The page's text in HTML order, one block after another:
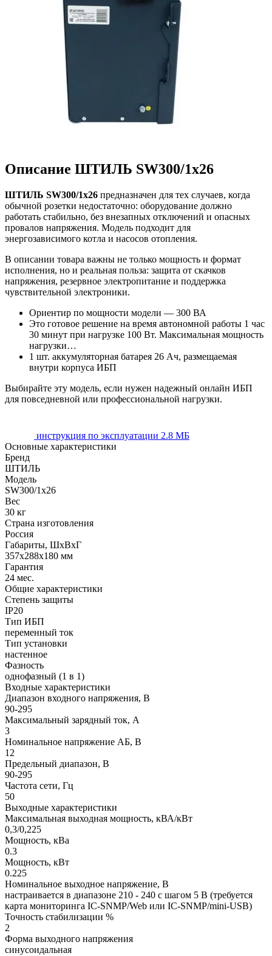
Описание ШТИЛЬ SW300/1х26
ШТИЛЬ SW300/1х26 предназначен для тех случаев, когда
обычной розетки недостаточно: оборудование должно
работать стабильно, без внезапных отключений и опасных
провалов напряжения. Модель подходит для
энергозависимого котла и насосов отопления.
В описании товара важны не только мощность и формат
исполнения, но и реальная польза: защита от скачков
напряжения, резервное электропитание и поддержка
чувствительной электроники.
Ориентир по мощности модели — 300 ВА
Это готовое решение на время автономной работы 1 час
30 минут при нагрузке 100 Вт. Максимальная мощность
нагрузки…
1 шт. аккумуляторная батарея 26 Ач, размещаемая
внутри корпуса ИБП
Выбирайте эту модель, если нужен надежный онлайн ИБП
для повседневной или профессиональной нагрузки.
инструкция по эксплуатации 2.8 МБ
Основные характеристики
Бренд
ШТИЛЬ
Модель
SW300/1х26
Вес
30 кг
Страна изготовления
Россия
Габариты, ШхВхГ
357x288x180 мм
Гарантия
24 мес.
Общие характеристики
Степень защиты
IP20
Тип ИБП
переменный ток
Тип установки
настенное
Фазность
однофазный (1 в 1)
Входные характеристики
Диапазон входного напряжения, В
90-295
Максимальный зарядный ток, А
3
Номинальное напряжение АБ, В
12
Предельный диапазон, В
90-295
Частота сети, Гц
50
Выходные характеристики
Максимальная выходная мощность, кВА/кВт
0,3/0,225
Мощность, кВа
0.3
Мощность, кВт
0.225
Номинальное выходное напряжение, В
настраивается в диапазоне 210 - 240 с шагом 5 В (требуется
карта мониторинга IC-SNMP/Web или IC-SNMP/mini-USB)
Точность стабилизации %
2
Форма выходного напряжения
синусоидальная